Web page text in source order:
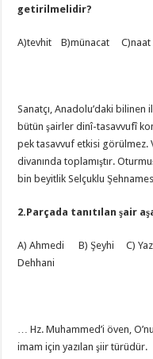
getirilmelidir?
A)tevhit B)münacat
Sanatçı, Anadolu’daki
bütün şairler dinî-tasavvufî
pek tasavvuf etkisi görülmez.
divanında toplamıştır.
bin beyitlik Selçuklu
2.Parçada tanıtılan şair
A) Ahmedi B) Şeyhi C)
Dehhani
… Hz. Muhammed’i öven,
imam için yazılan şiir türüdür.